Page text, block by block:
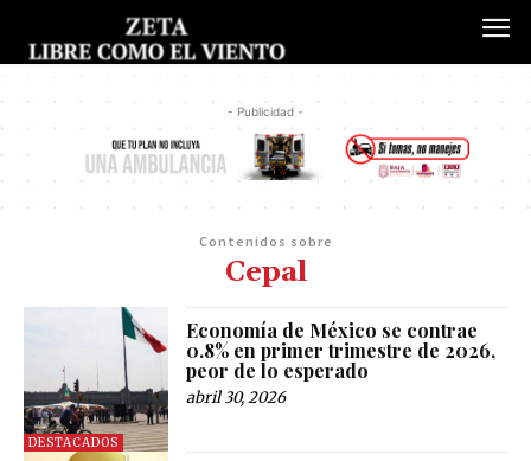
- Publicidad -
Contenidos sobre
Cepal
DESTACADOS
Economía de México se contrae
0.8% en primer trimestre de 2026,
peor de lo esperado
abril 30, 2026